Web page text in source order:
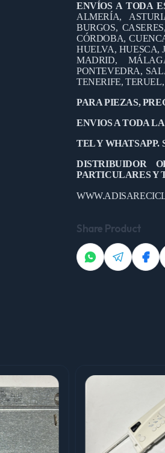
ENVÍOS A TODA
ALMERÍA,
BURGOS,
CÓRDOBA,
HUELVA, HUESCA,
MADRID,
PONTEVEDRA,
TENERIFE, TERUEL,
PARA PIEZAS,
ENVIOS A TODA
TEL Y WHATSAPP.
DISTRIBUIDOR
PARTICULARES Y
Share Product